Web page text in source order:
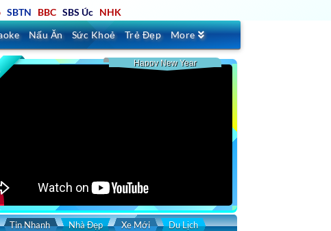
SBTN BBC SBS Úc NHK
Nấu Ăn Sức Khoẻ Trẻ Đẹp More
Happy New Year
Tin Nhanh Nhà Đẹp Xe Mới Du Lịch